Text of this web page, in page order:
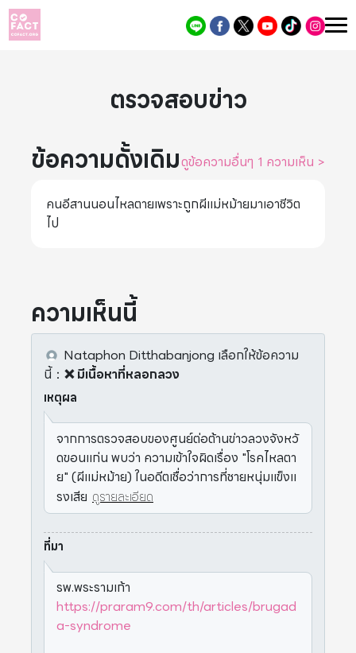
ตรวจสอบข่าว
ข้อความดั้งเดิมดูข้อความอื่นๆ 1 ความเห็น >
คนอีสานนอนไหลตายเพราะถูกผีแม่หม้ายมาเอาชีวิต
ไป
ความเห็นนี้
Nataphon Ditthabanjong เลือกให้ข้อความ
นี้： ❌ มีเนื้อหาที่หลอกลวง
เหตุผล
จากการตรวจสอบของศูนย์ต่อต้านข่าวลวงจังหวั
ดขอนแก่น พบว่า ความเข้าใจผิดเรื่อง "โรคไหลตา
ย" (ผีแม่หม้าย) ในอดีตเชื่อว่าการที่ชายหนุ่มแข็งแ
รงเสีย ดูรายละเอียด
ที่มา
รพ.พระรามเก้า
https://praram9.com/th/articles/brugad
a-syndrome